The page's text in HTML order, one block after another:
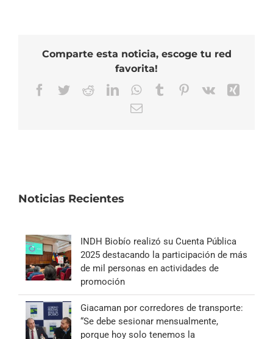
Comparte esta noticia, escoge tu red
favorita!
Facebook
TwitterRedditLinkedInWhatsApp
TumblrPinterest
Vk
Correo
Noticias Recientes
INDH Biobío realizó su Cuenta Pública
2025 destacando la participación de más
de mil personas en actividades de
promoción
Giacaman por corredores de transporte:
“Se debe sesionar mensualmente,
porque hoy solo tenemos la